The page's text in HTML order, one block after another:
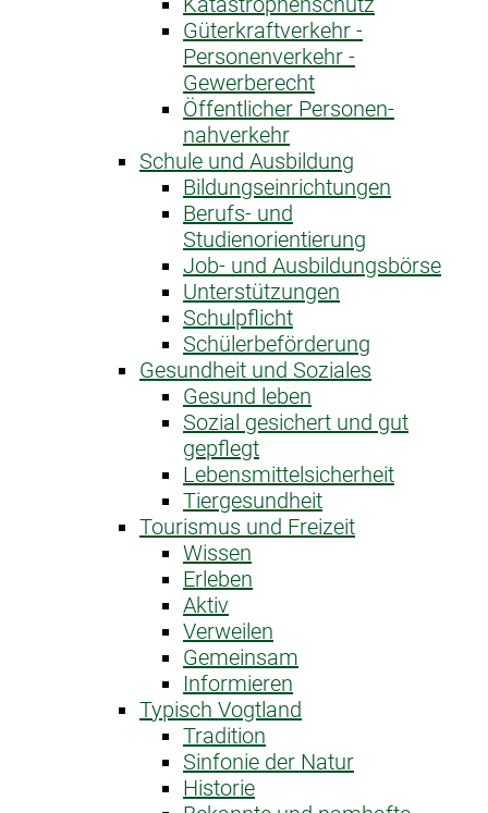
Güterkraftverkehr -
Personenverkehr -
Gewerberecht
Öffentlicher Personen­
nahverkehr
Schule und Ausbildung
Bildungseinrichtungen
Berufs- und
Studienorientierung
Job- und Ausbildungsbörse
Unterstützungen
Schulpflicht
Schülerbeförderung
Gesundheit und Soziales
Gesund leben
Sozial gesichert und gut
gepflegt
Lebensmittelsicherheit
Tiergesundheit
Tourismus und Freizeit
Wissen
Erleben
Aktiv
Verweilen
Gemeinsam
Informieren
Typisch Vogtland
Tradition
Sinfonie der Natur
Historie